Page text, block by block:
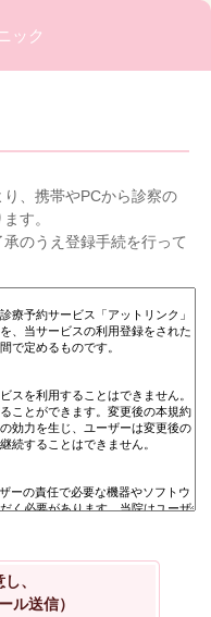
ック
、携帯やPCから診察の
す。
のうえ登録手続を行って
、
ル送信）